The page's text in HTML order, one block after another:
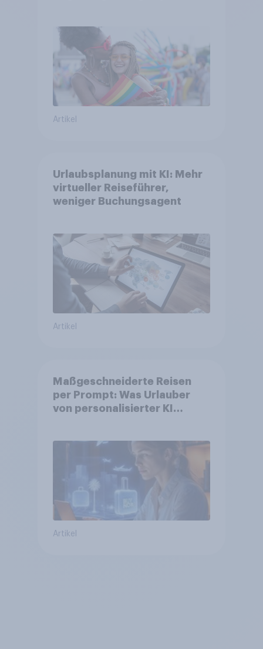
Artikel
Urlaubsplanung mit KI: Mehr
virtueller Reiseführer,
weniger Buchungsagent
Artikel
Maßgeschneiderte Reisen
per Prompt: Was Urlauber
von personalisierter KI
bereits genutzt werden
Artikel